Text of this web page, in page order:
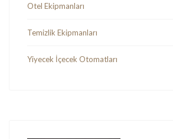
Otel Ekipmanları
Temizlik Ekipmanları
Yiyecek İçecek Otomatları